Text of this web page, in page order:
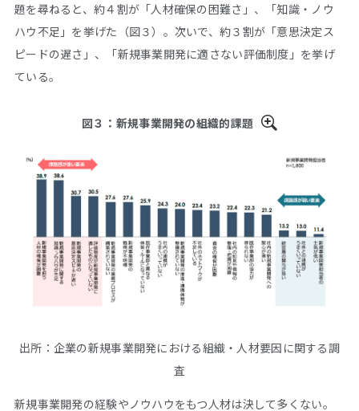
題を尋ねると、約４割が「人材確保の困難さ」、「知識・ノウ
ハウ不足」を挙げた（図３）。次いで、約３割が「意思決定ス
ピードの遅さ」、「新規事業開発に適さない評価制度」を挙げ
ている。
図３：新規事業開発の組織的課題
出所：企業の新規事業開発における組織・人材要因に関する調
査
新規事業開発の経験やノウハウをもつ人材は決して多くない。